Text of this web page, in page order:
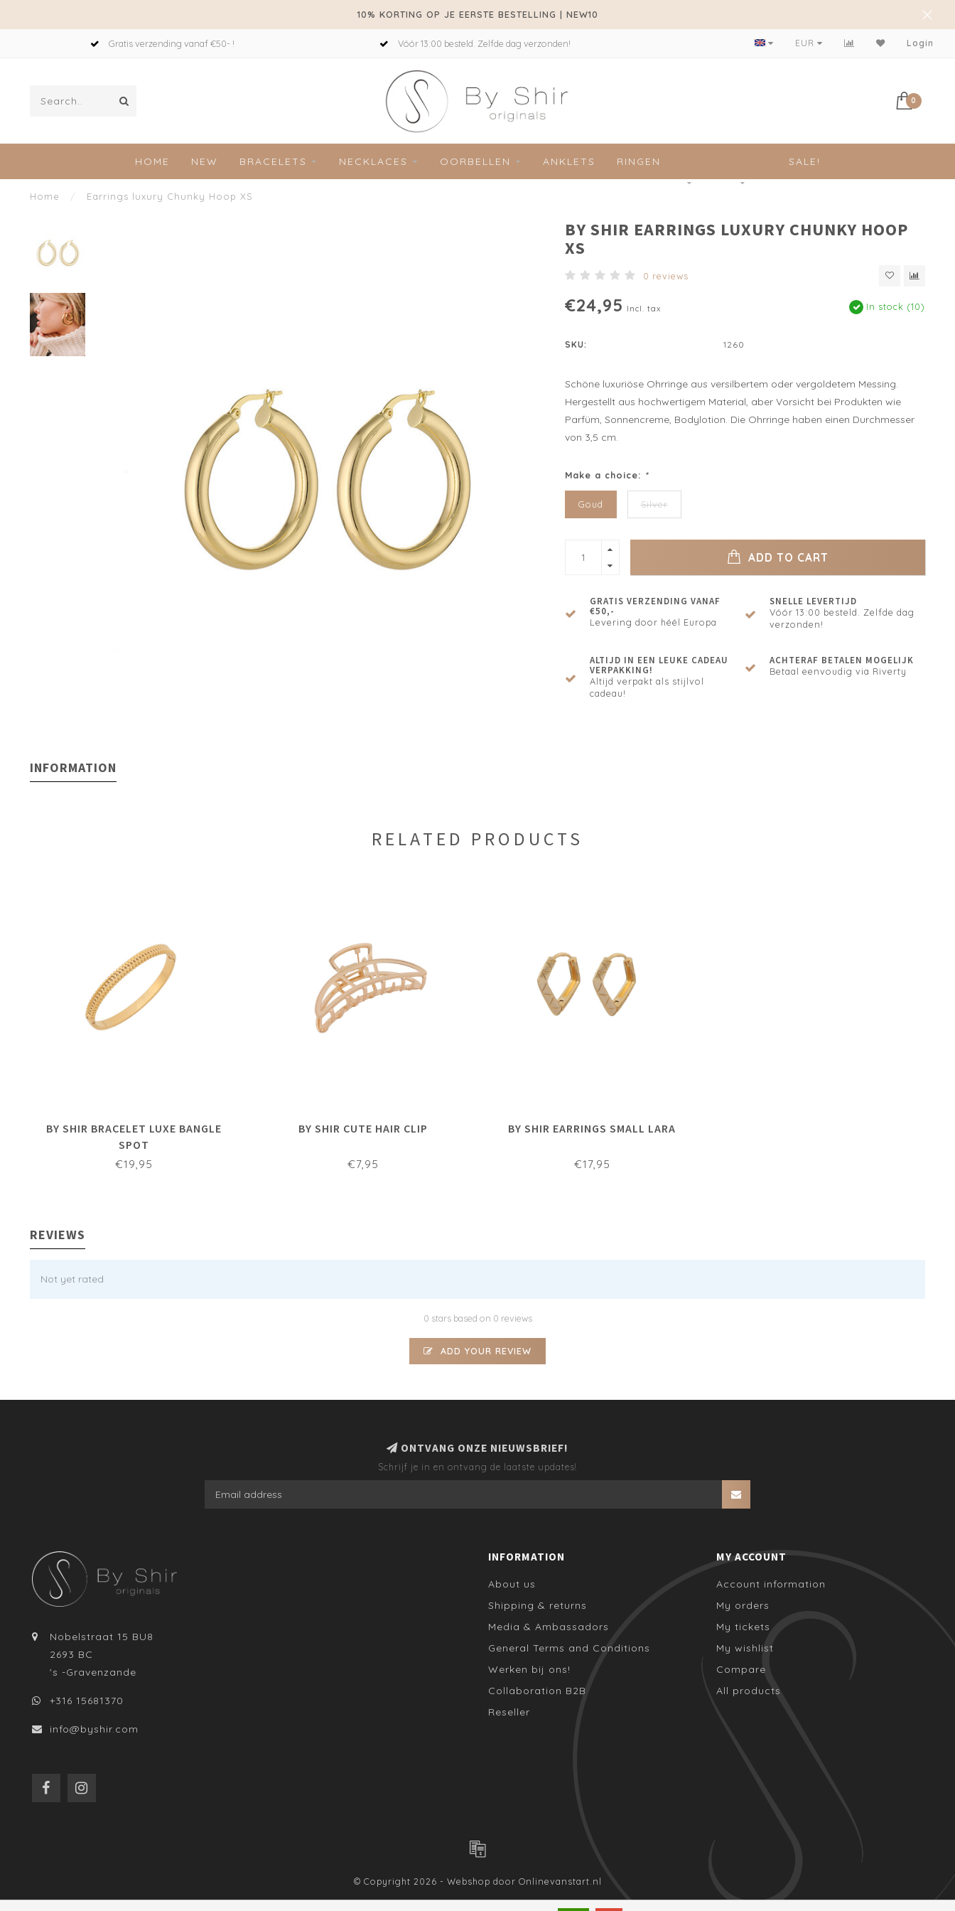
10% KORTING OP JE EERSTE BESTELLING | NEW10
Gratis verzending vanaf €50- ! Vóór 13:00 besteld. Zelfde dag verzonden! EUR Login
0
HOME NEW BRACELETS NECKLACES OORBELLEN ANKLETS RINGEN SALE!
Home / Earrings luxury Chunky Hoop XS
BY SHIR EARRINGS LUXURY CHUNKY HOOP
XS
0 reviews
€24,95 Incl. tax In stock (10)
SKU: 1260
Schöne luxuriöse Ohrringe aus versilbertem oder vergoldetem Messing.
Hergestellt aus hochwertigem Material, aber Vorsicht bei Produkten wie
Parfüm, Sonnencreme, Bodylotion. Die Ohrringe haben einen Durchmesser
von 3,5 cm.
Make a choice: *
Goud Silver
ADD TO CART
GRATIS VERZENDING VANAF
€50,-
Levering door héél Europa
SNELLE LEVERTIJD
Vóór 13:00 besteld. Zelfde dag
verzonden!
ALTIJD IN EEN LEUKE CADEAU
VERPAKKING!
Altijd verpakt als stijlvol
cadeau!
ACHTERAF BETALEN MOGELIJK
Betaal eenvoudig via Riverty
INFORMATION
RELATED PRODUCTS
BY SHIR BRACELET LUXE BANGLE
SPOT
€19,95
BY SHIR CUTE HAIR CLIP
€7,95
BY SHIR EARRINGS SMALL LARA
€17,95
REVIEWS
Not yet rated
0 stars based on 0 reviews
ADD YOUR REVIEW
ONTVANG ONZE NIEUWSBRIEF!
Schrijf je in en ontvang de laatste updates!
Nobelstraat 15 BU8
2693 BC
's -Gravenzande
+316 15681370
info@byshir.com
INFORMATION
About us
Shipping & returns
Media & Ambassadors
General Terms and Conditions
Werken bij ons!
Collaboration B2B
Reseller
MY ACCOUNT
Account information
My orders
My tickets
My wishlist
Compare
All products
© Copyright 2026 - Webshop door Onlinevanstart.nl